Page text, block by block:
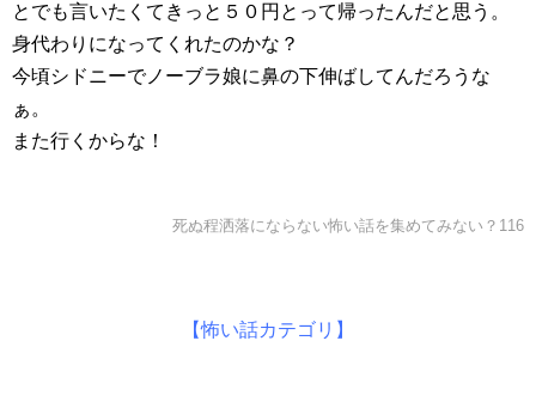
とでも言いたくてきっと５０円とって帰ったんだと思う。
身代わりになってくれたのかな？
今頃シドニーでノーブラ娘に鼻の下伸ばしてんだろうな
ぁ。
また行くからな！
死ぬ程洒落にならない怖い話を集めてみない？116
【怖い話カテゴリ】